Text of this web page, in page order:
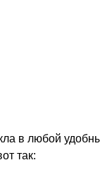
в любой
так: